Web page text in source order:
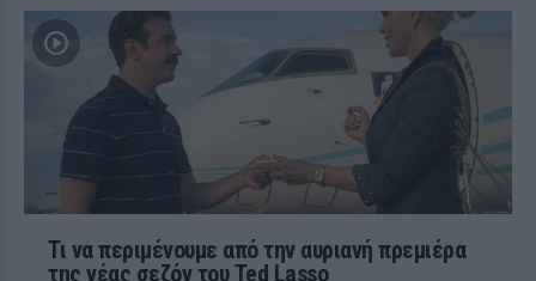
Τι να περιμένουμε από την αυριανή πρεμιέρα
της νέας σεζόν του Ted Lasso